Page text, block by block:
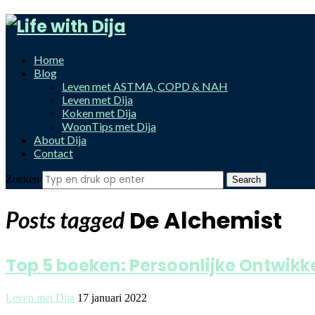
Home
Blog
Leven met ASTMA, COPD & NAH
Leven met Dija
Koken met Dija
WoonTips met Dija
About Dija
Contact
Zoeken
Posts tagged De Alchemist
Top 5 boeken: Persoonlijke
Leven met Dija 17 januari 2022